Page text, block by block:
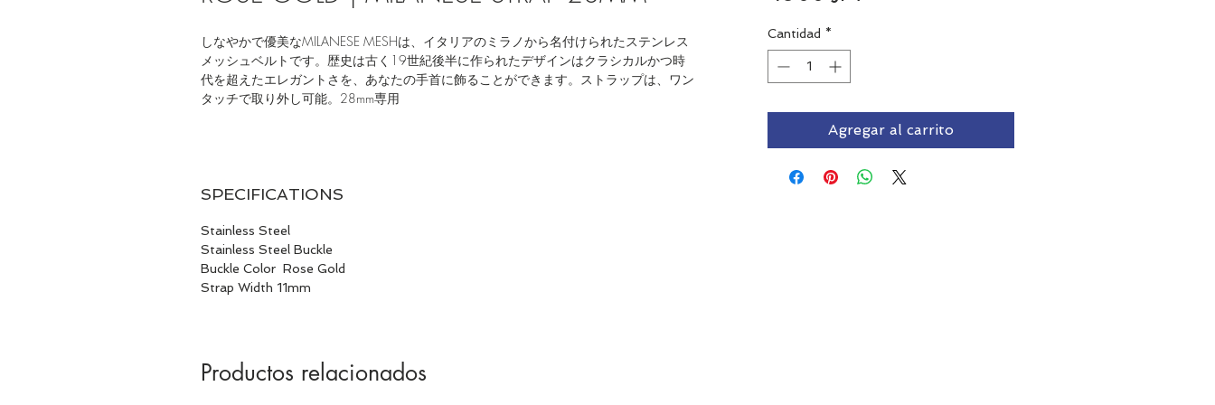
しなやかで優美なMILANESE MESHは、イタリアのミラノから名付けられたステンレス
メッシュベルトです。歴史は古く19世紀後半に作られたデザインはクラシカルかつ時
代を超えたエレガントさを、あなたの手首に飾ることができます。ストラップは、ワン
タッチで取り外し可能。28mm専用
SPECIFICATIONS
Stainless Steel
Stainless Steel Buckle
Buckle Color Rose Gold
Strap Width 11mm
Cantidad *
Agregar al carrito
Productos relacionados